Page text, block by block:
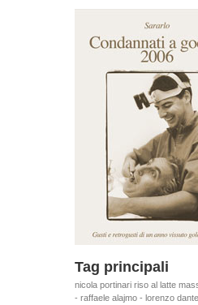
Tag principali
nicola portinari riso al latte
- raffaele alajmo - lorenzo